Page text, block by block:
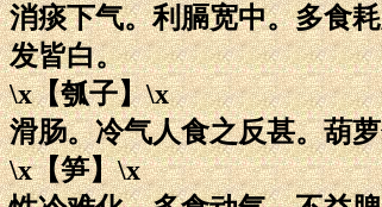
消痰下气。利膈宽中。多食
发皆白。
\x【瓠子】\x
滑肠。冷气人食之反甚。葫
\x【笋】\x